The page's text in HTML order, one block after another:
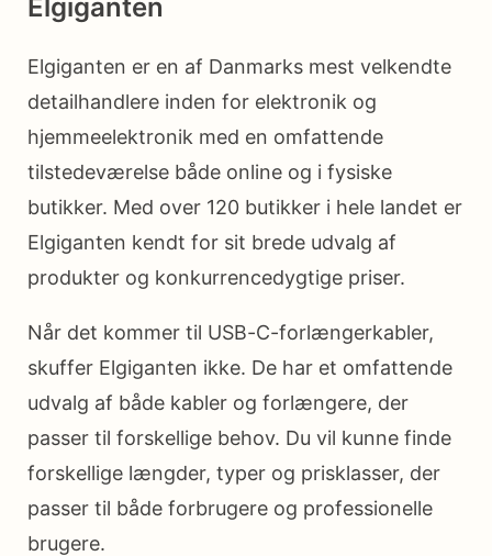
Elgiganten
Elgiganten er en af Danmarks mest velkendte
detailhandlere inden for elektronik og
hjemmeelektronik med en omfattende
tilstedeværelse både online og i fysiske
butikker. Med over 120 butikker i hele landet er
Elgiganten kendt for sit brede udvalg af
produkter og konkurrencedygtige priser.
Når det kommer til USB-C-forlængerkabler,
skuffer Elgiganten ikke. De har et omfattende
udvalg af både kabler og forlængere, der
passer til forskellige behov. Du vil kunne finde
forskellige længder, typer og prisklasser, der
passer til både forbrugere og professionelle
brugere.